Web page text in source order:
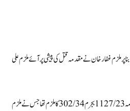
پر ملزم غفار خان نے مقدمہ قتل کی پیشی پر آئے ملزم علی
مقتول علی شاہ تھانہ روات کے قتل کے مقدمہ 1127/23 بجرم 302/34 کا ملزم تھاجس نے ملزم